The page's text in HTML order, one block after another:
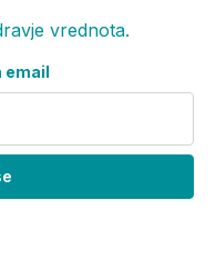
vrednota.
email